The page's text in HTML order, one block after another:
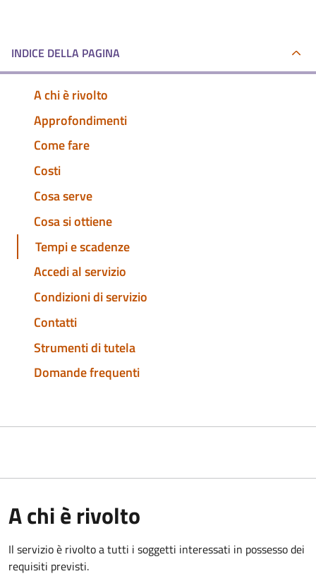
INDICE DELLA PAGINA
A chi è rivolto
Approfondimenti
Come fare
Costi
Cosa serve
Cosa si ottiene
Tempi e scadenze
Accedi al servizio
Condizioni di servizio
Contatti
Strumenti di tutela
Domande frequenti
A chi è rivolto
Il servizio è rivolto a tutti i soggetti interessati in possesso dei
requisiti previsti.